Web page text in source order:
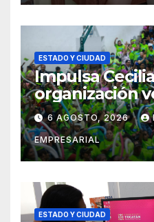
ESTADO Y CIUDAD
Impulsa
organización
Mérida y
vigilancia en
social del
6 AGOSTO, 2026
EMPRESARIAL
ESTADO Y CIUDAD